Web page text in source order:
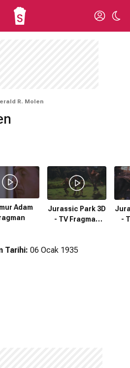
R. Molen
Adam
Jurassic Park 3D
- TV Fragman
-
Tarihi: 06 Ocak 1935